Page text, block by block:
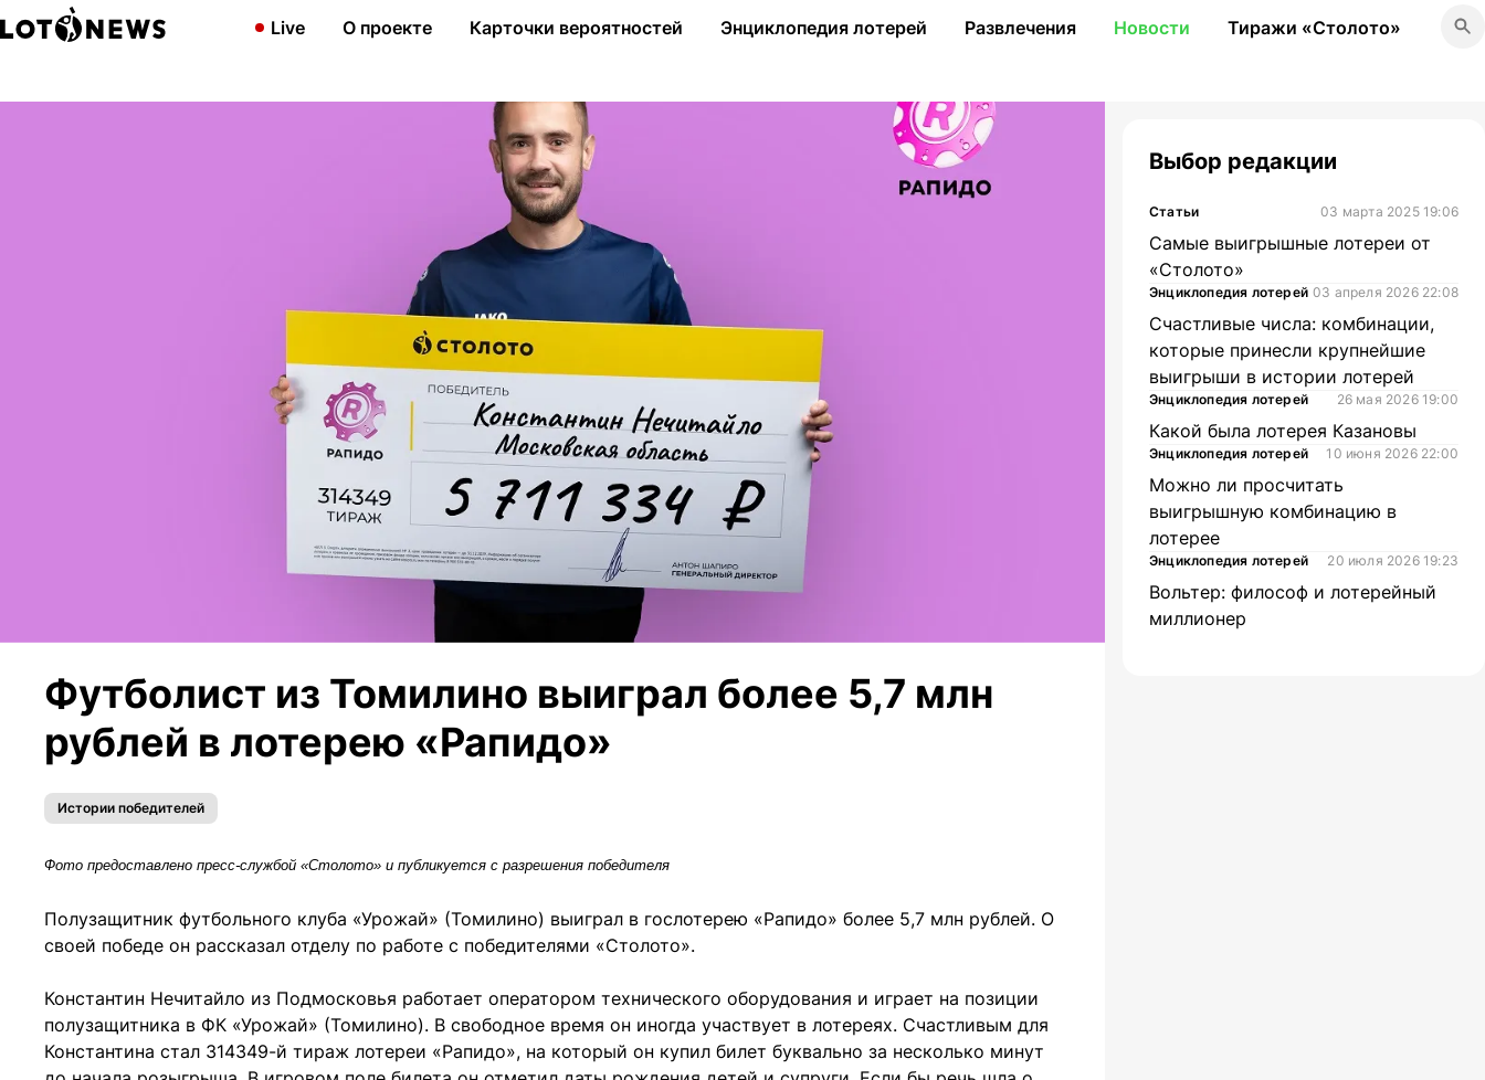
Live О проекте Карточки вероятностей Энциклопедия лотерей Развлечения Новости Тиражи «Столото»
Футболист из Томилино выиграл более 5,7 млн
рублей в лотерею «Рапидо»
Истории победителей
Фото предоставлено пресс-службой «Столото» и публикуется с разрешения победителя
Полузащитник футбольного клуба «Урожай» (Томилино) выиграл в гослотерею «Рапидо» более 5,7 млн рублей. О
своей победе он рассказал отделу по работе с победителями «Столото».
Константин Нечитайло из Подмосковья работает оператором технического оборудования и играет на позиции
полузащитника в ФК «Урожай» (Томилино). В свободное время он иногда участвует в лотереях. Счастливым для
Константина стал 314349-й тираж лотереи «Рапидо», на который он купил билет буквально за несколько минут
Выбор редакции
Статьи 03 марта 2025 19:06
Самые выигрышные лотереи от
«Столото»
Энциклопедия лотерей 03 апреля 2026 22:08
Счастливые числа: комбинации,
которые принесли крупнейшие
выигрыши в истории лотерей
Энциклопедия лотерей 26 мая 2026 19:00
Какой была лотерея Казановы
Энциклопедия лотерей 10 июня 2026 22:00
Можно ли просчитать
выигрышную комбинацию в
лотерее
Энциклопедия лотерей 20 июля 2026 19:23
Вольтер: философ и лотерейный
миллионер